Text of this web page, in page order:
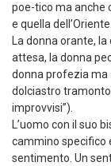
poe-tico ma anche
e quella dell’Oriente.
La donna orante,
attesa, la donna
donna profezia ma
dolciastro
improvvisi”).
L’uomo con il suo
cammino specifico
sentimento. Un